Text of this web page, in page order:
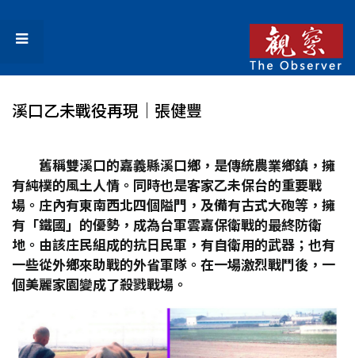
溪口乙未戰役再現│張健豐
舊稱雙溪口的嘉義縣溪口鄉，是傳統農業鄉鎮，擁
有純樸的風土人情。同時也是客家乙未保台的重要戰
場。庄內有東南西北四個隘門，及備有古式大砲等，擁
有「鐵國」的優勢，成為台軍雲嘉保衛戰的最終防衛
地。由該庄民組成的抗日民軍，有自衛用的武器；也有
一些從外鄉來助戰的外省軍隊。在一場激烈戰鬥後，一
個美麗家園變成了殺戮戰場。